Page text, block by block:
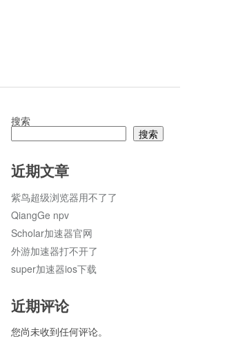
搜索
搜索
近期文章
紫鸟超级浏览器用不了了
QiangGe npv
Scholar加速器官网
外游加速器打不开了
super加速器ios下载
近期评论
您尚未收到任何评论。